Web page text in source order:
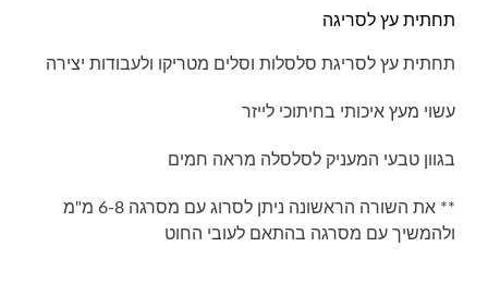
תחתית עץ לסריגה
תחתית עץ לסריגת סלסלות וסלים מטריקו ולעבודות יצירה
עשוי מעץ איכותי בחיתוכי לייזר
בגוון טבעי המעניק לסלסלה מראה חמים
** את השורה הראשונה ניתן לסרוג עם מסרגה 6-8 מ"מ
ולהמשיך עם מסרגה בהתאם לעובי החוט